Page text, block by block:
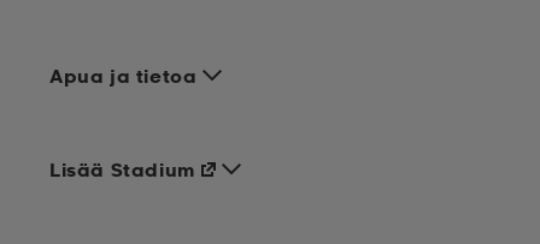
Apua ja tietoa
Lisää Stadium